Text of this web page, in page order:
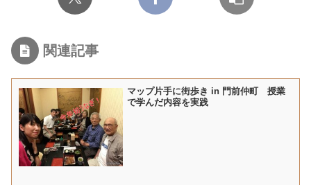
関連記事
マップ片手に街歩き in 門前仲町 授業
で学んだ内容を実践